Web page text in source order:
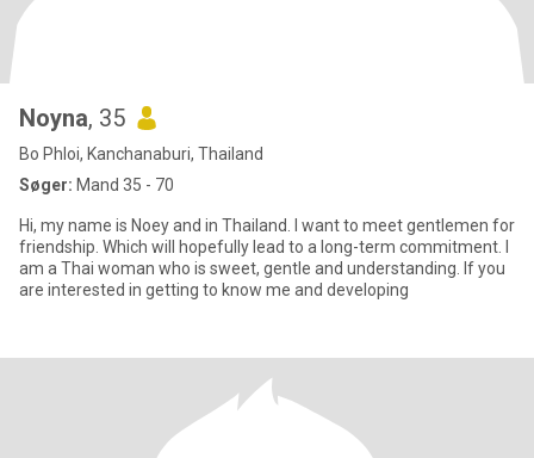
Noyna, 35
Bo Phloi, Kanchanaburi, Thailand
Søger: Mand 35 - 70
Hi, my name is Noey and in Thailand. I want to meet gentlemen for
friendship. Which will hopefully lead to a long-term commitment. I
am a Thai woman who is sweet, gentle and understanding. If you
are interested in getting to know me and developing